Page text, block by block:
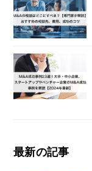
最新の記事